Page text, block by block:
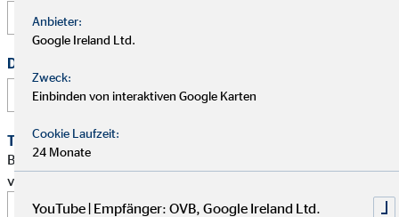
Deine Telefonnummer
Terminwunsch
Bitte schlage mir einen Termin für ein persönliches Gespräch
vor.
Anbieter:
Google Ireland Ltd.
Zweck:
Einbinden von interaktiven Google Karten
Cookie Laufzeit:
24 Monate
YouTube | Empfänger: OVB, Google Ireland Ltd.